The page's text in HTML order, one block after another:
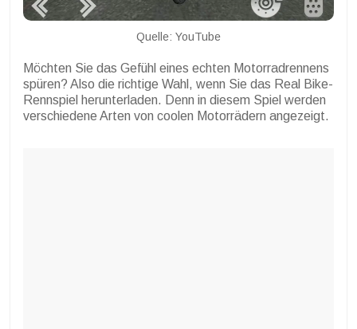
Quelle: YouTube
Möchten Sie das Gefühl eines echten Motorradrennens
spüren? Also die richtige Wahl, wenn Sie das Real Bike-
Rennspiel herunterladen. Denn in diesem Spiel werden
verschiedene Arten von coolen Motorrädern angezeigt.